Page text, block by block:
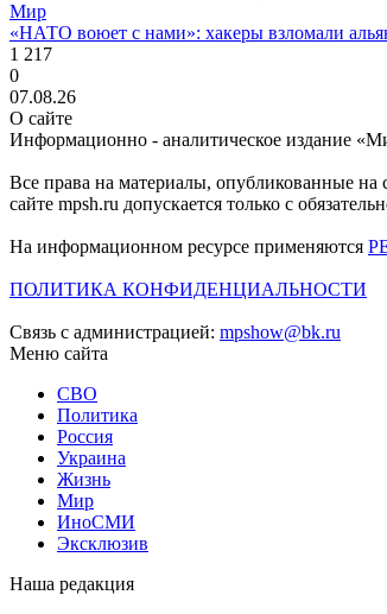
Мир
«НАТО воюет с нами»: хакеры взломали
1 217
0
07.08.26
О сайте
Информационно - аналитическое издание
Все права на материалы, опубликованные на
сайте mpsh.ru допускается только с
На информационном ресурсе применяются
ПОЛИТИКА КОНФИДЕНЦИАЛЬНОСТИ
Связь с администрацией: mpshow@bk.ru
Меню сайта
СВО
Политика
Россия
Украина
Жизнь
Мир
ИноСМИ
Эксклюзив
Наша редакция